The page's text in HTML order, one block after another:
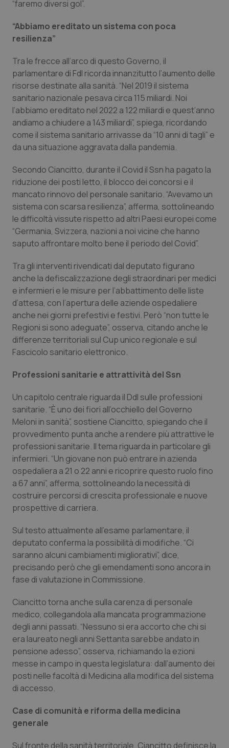
Toscana
Umbria
Valle D’Aosta
Veneto
Obesità
Oftalmologia
Oncodermatologia
Oncoematologia
Oncologia & Nutrizione
Psoriasi & pelle
Quotidiano Cardiologia
Quotidiano Chirurgia
Quotidiano Oncologia
Quotidiano Pediatria
Rene & patologie urogenitali
Salute orale & impianti
Sangue & coagulazione
Tiroide
Tumore al seno
Tumore ovarico
Tumori del Polmone & Testa Collo
Tumori gastrointestinali
Ulcera & Reflusso
Vaccini
“faremo diversi gol”.
“Abbiamo ereditato un sistema con poca
resilienza”
Tra le frecce all’arco di questo Governo, il
parlamentare di FdI ricorda innanzitutto l’aumento delle
risorse destinate alla sanità. “Nel 2019 il sistema
sanitario nazionale pesava circa 115 miliardi. Noi
l’abbiamo ereditato nel 2022 a 122 miliardi e quest’anno
andiamo a chiudere a 143 miliardi”, spiega, ricordando
come il sistema sanitario arrivasse da “10 anni di tagli” e
da una situazione aggravata dalla pandemia.
Secondo Ciancitto, durante il Covid il Ssn ha pagato la
riduzione dei posti letto, il blocco dei concorsi e il
mancato rinnovo del personale sanitario. “Avevamo un
sistema con scarsa resilienza”, afferma, sottolineando
le difficoltà vissute rispetto ad altri Paesi europei come
“Germania, Svizzera, nazioni a noi vicine che hanno
saputo affrontare molto bene il periodo del Covid”.
Tra gli interventi rivendicati dal deputato figurano
anche la defiscalizzazione degli straordinari per medici
e infermieri e le misure per l’abbattimento delle liste
d’attesa, con l’apertura delle aziende ospedaliere
anche nei giorni prefestivi e festivi. Però “non tutte le
Regioni si sono adeguate”, osserva, citando anche le
differenze territoriali sul Cup unico regionale e sul
Fascicolo sanitario elettronico.
Professioni sanitarie e attrattività del Ssn
Un capitolo centrale riguarda il Ddl sulle professioni
sanitarie. “È uno dei fiori all’occhiello del Governo
Meloni in sanità”, sostiene Ciancitto, spiegando che il
provvedimento punta anche a rendere più attrattive le
professioni sanitarie. Il tema riguarda in particolare gli
infermieri. “Un giovane non può entrare in azienda
ospedaliera a 21 o 22 anni e ricoprire questo ruolo fino
a 67 anni”, afferma, sottolineando la necessità di
costruire percorsi di crescita professionale e nuove
prospettive di carriera.
Sul testo attualmente all’esame parlamentare, il
deputato conferma la possibilità di modifiche. “Ci
saranno alcuni cambiamenti migliorativi”, dice,
precisando però che gli emendamenti sono ancora in
fase di valutazione in Commissione.
Ciancitto torna anche sulla carenza di personale
medico, collegandola alla mancata programmazione
degli anni passati. “Nessuno si era accorto che chi si
era laureato negli anni Settanta sarebbe andato in
pensione adesso”, osserva, richiamando la ezioni
messe in campo in questa legislatura: dall’aumento dei
posti nelle facoltà di Medicina alla modifica del sistema
di accesso.
Case di comunità e riforma della medicina
generale
Sul fronte della sanità territoriale, Ciancitto definisce la